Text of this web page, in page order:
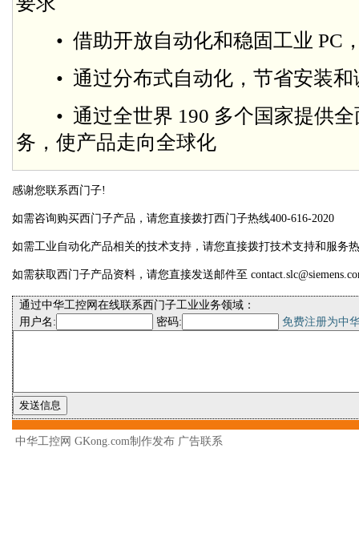
• 借助开放自动化和稳固工业 PC
• 通过分布式自动化，节省安装和
• 通过全世界 190 多个国家提供全
务，使产品走向全球化
感谢您联系西门子!
如需咨询购买西门子产品，请您直接拨打西门子热线400-616-2020
如需工业自动化产品相关的技术支持，请您直接拨打技术支持和服务热
如需获取西门子产品资料，请您直接发送邮件至
通过中华工控网在线联系西门子工业业务领域：
用户名:
密码: 免费注册为中
中华工控网 GKong.com制作发布 广告联系